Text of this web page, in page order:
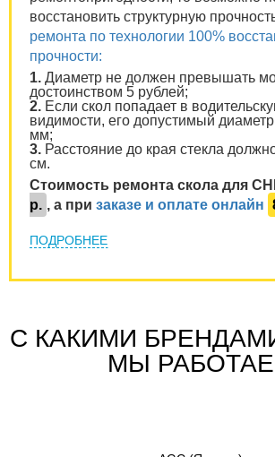
восстановить структурную
ремонта по технологии 100%
прочности:
1. Диаметр не должен превышать
достоинством 5 рублей;
2. Если скол попадает в
видимости, его допустимый
мм;
3. Расстояние до края стекла
см.
Стоимость ремонта скола для
р. , а при заказе и оплате онлайн
ПОДРОБНЕЕ
С КАКИМИ
МЫ